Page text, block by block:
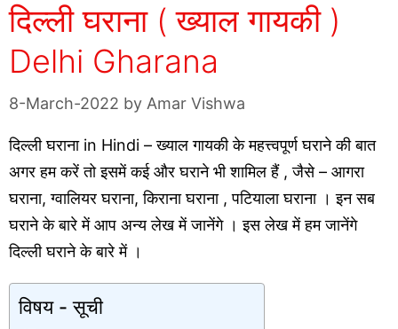
दिल्ली घराना ( ख्याल गायकी )
Delhi Gharana
8-March-2022 by Amar Vishwa
दिल्ली घराना in Hindi – ख्याल गायकी के महत्त्वपूर्ण घराने की बात
अगर हम करें तो इसमें कई और घराने भी शामिल हैं , जैसे – आगरा
घराना, ग्वालियर घराना, किराना घराना , पटियाला घराना । इन सब
घराने के बारे में आप अन्य लेख में जानेंगे । इस लेख में हम जानेंगे
दिल्ली घराने के बारे में ।
विषय - सूची